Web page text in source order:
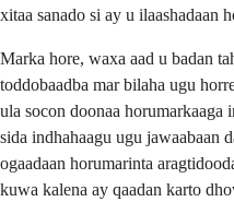
xitaa sanado si ay u ilaashadaan
Marka hore, waxa aad u badan
toddobaadba mar bilaha ugu
ula socon doonaa
sida indhahaagu ugu jawaabaan
ogaadaan horumarinta
kuwa kalena ay qaadan karto